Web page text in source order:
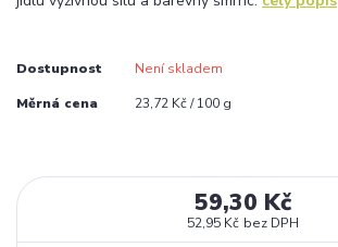
Dostupnost Není skladem
Měrná cena 23,72 Kč / 100 g
59,30 Kč
52,95 Kč bez DPH